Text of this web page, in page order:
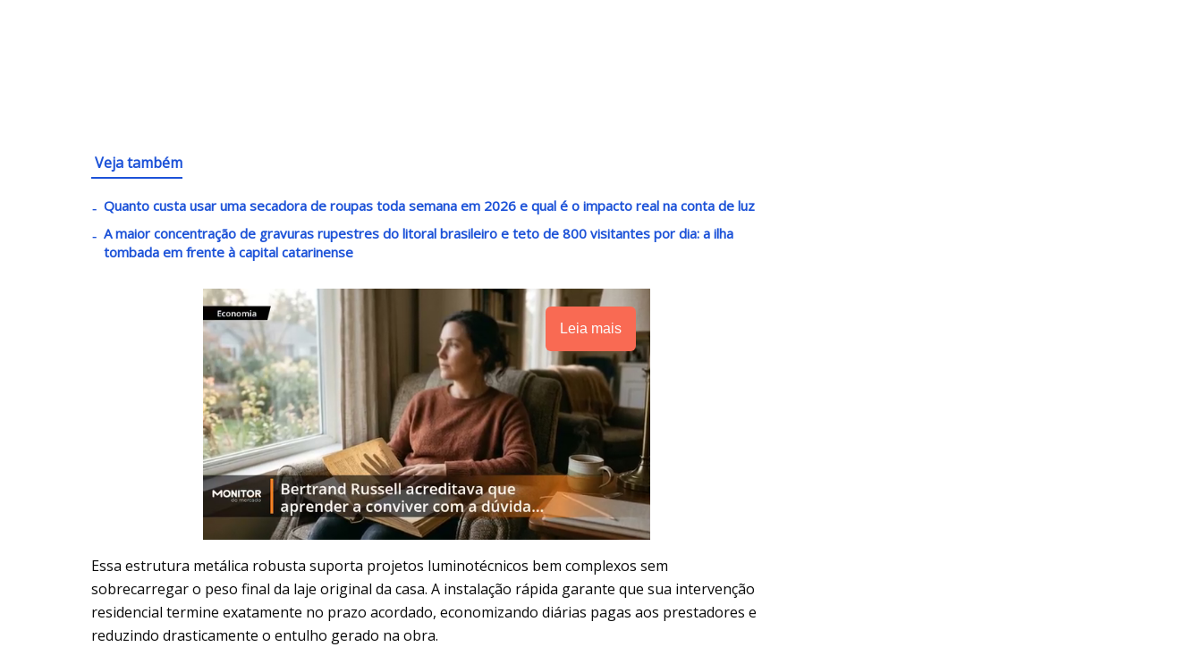
Veja também
Quanto custa usar uma secadora de roupas toda semana em 2026 e qual é o impacto real na conta de luz
A maior concentração de gravuras rupestres do litoral brasileiro e teto de 800 visitantes por dia: a ilha
tombada em frente à capital catarinense
Leia mais
Essa estrutura metálica robusta suporta projetos luminotécnicos bem complexos sem
sobrecarregar o peso final da laje original da casa. A instalação rápida garante que sua intervenção
residencial termine exatamente no prazo acordado, economizando diárias pagas aos prestadores e
reduzindo drasticamente o entulho gerado na obra.